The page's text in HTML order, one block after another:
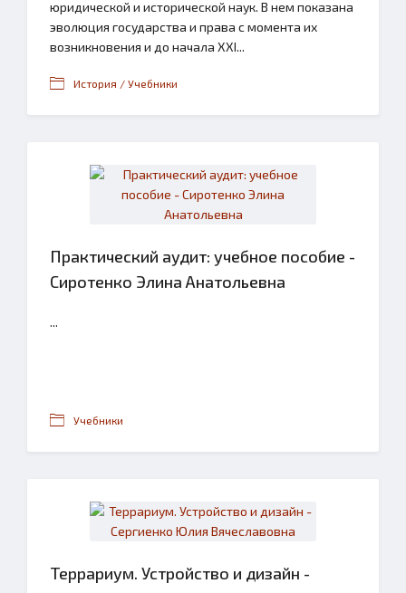
юридической и исторической наук. В нем показана
эволюция государства и права с момента их
возникновения и до начала XXI...
История / Учебники
Практический аудит: учебное пособие -
Сиротенко Элина Анатольевна
...
Учебники
Террариум. Устройство и дизайн -